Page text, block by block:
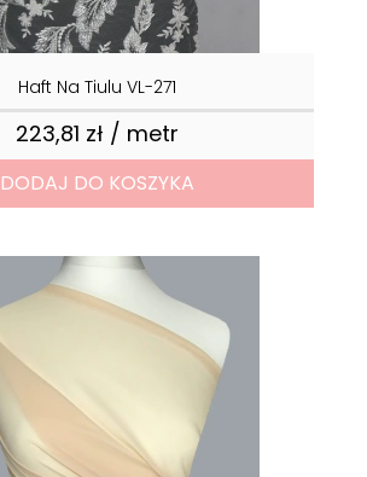
Haft Na Tiulu VL-271
223,81 zł / metrCena
DODAJ DO KOSZYKA